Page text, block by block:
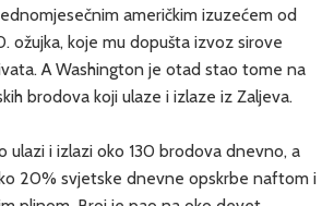
američkim izuzećem od
ožujka, koje mu dopušta izvoz sirove
A Washington je otad stao tome na
brodova koji ulaze i izlaze iz Zaljeva.
ulazi i izlazi oko 130 brodova dnevno, a
20% svjetske dnevne opskrbe naftom i